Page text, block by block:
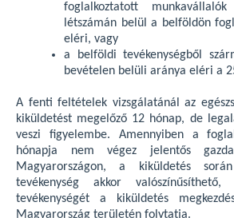
foglalkoztatott
létszámán belül a belföldön
eléri, vagy
a belföldi tevékenységből
bevételen belüli aránya eléri a
A fenti feltételek vizsgálatánál az
kiküldetést megelőző 12 hónap, de
veszi figyelembe. Amennyiben a
hónapja nem végez jelentős
Magyarországon, a kiküldetés
tevékenység akkor
tevékenységét a kiküldetés
Magyarország területén folytatja.